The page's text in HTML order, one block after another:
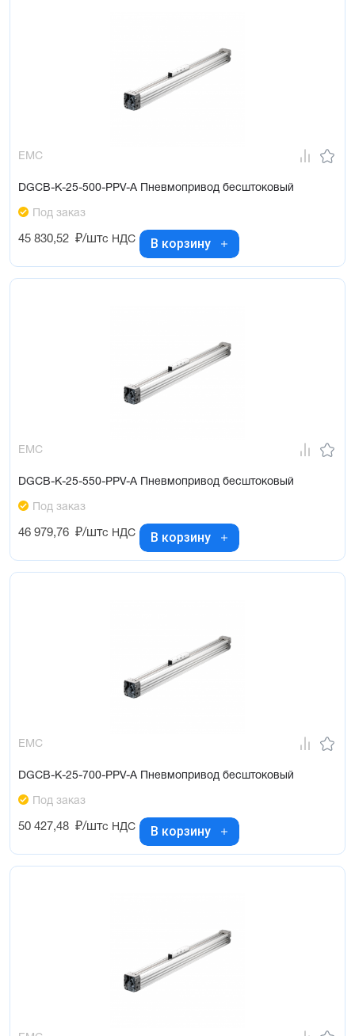
EMC
DGCB-K-25-500-PPV-A Пневмопривод бесштоковый
Под заказ
45 830,52 ₽/штс НДС В корзину
EMC
DGCB-K-25-550-PPV-A Пневмопривод бесштоковый
Под заказ
46 979,76 ₽/штс НДС В корзину
EMC
DGCB-K-25-700-PPV-A Пневмопривод бесштоковый
Под заказ
50 427,48 ₽/штс НДС В корзину